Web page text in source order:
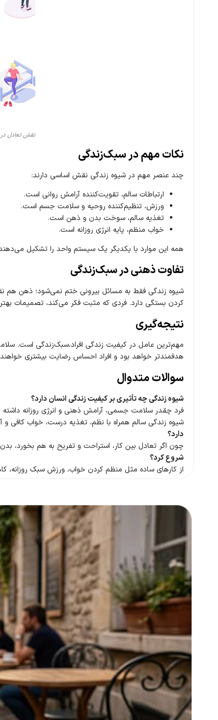
نقش تعادل
نکات مهم در سبک‌زندگی
چند عنصر مهم در شیوه زندگی نقش اساسی دارند:
ارتباطات سالم، تقویت‌کننده آرامش روانی است.
ورزش، تنظیم‌کننده روحیه و سلامت جسم است.
تغذیه سالم، سوخت بدن و ذهن است.
خواب منظم، پایه انرژی روزانه است.
همه این موارد با یکدیگر یک سیستم واحد را تشکیل
تفاوت ذهنی در سبک‌زندگی
شیوه زندگی فقط به مسائل بیرونی ختم نمی‌شود؛ ذهن هم
کردن بستگی دارد. فردی که مثبت فکر می‌کند، تصمیمات
نتیجه‌گیری
مهم‌ترین عامل در کیفیت زندگی افراد،سبک‌زندگی است.
هدفمندتر خواهد بود و افراد احساس رضایت بیشتری
سوالات متدوال
شیوه زندگی چه تأثیری بر کیفیت زندگی انسان دارد؟
فرد چقدر سلامت جسمی، آرامش ذهنی و انرژی روزانه داشته
شیوه زندگی سالم همراه با نظم، تغذیه درست، خواب کافی
دارد؟
چون اگر تعادل بین کار، استراحت و تفریح به هم
شروع کرد؟
از کارهای ساده مثل منظم کردن خواب، ورزش سبک روزانه،